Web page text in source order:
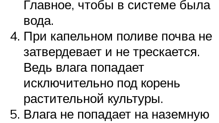
Главное, чтобы в системе была
вода.
При капельном поливе почва не
затвердевает и не трескается.
Ведь влага попадает
исключительно под корень
растительной культуры.
Влага не попадает на наземную